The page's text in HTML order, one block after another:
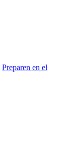
Preparen en el